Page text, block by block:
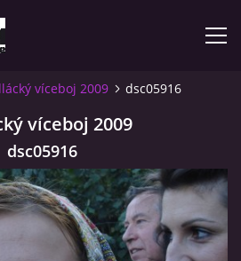
- VIDEO
víceboj 2009 dsc05916
víceboj 2009
dsc05916